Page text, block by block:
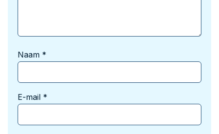
Naam *
E-mail *